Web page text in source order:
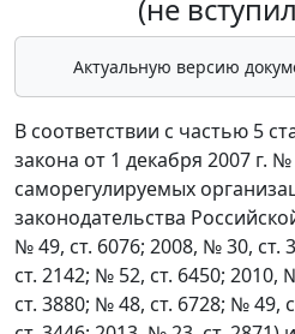
(не
Актуальную версию
В соответствии с частью 5
закона от 1 декабря 2007 г.
саморегулируемых
законодательства
№ 49, ст. 6076; 2008, № 30, ст.
ст. 2142; № 52, ст. 6450; 2010,
ст. 3880; № 48, ст. 6728; № 49,